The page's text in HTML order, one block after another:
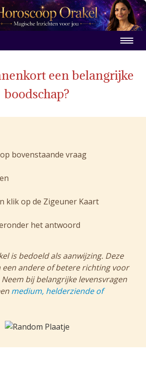
een belangrijke
boodschap?
bovenstaande vraag
klik op de Zigeuner Kaart
het antwoord
is bedoeld als aanwijzing. Deze
een andere of betere richting voor
bij belangrijke levensvragen
medium, helderziende of